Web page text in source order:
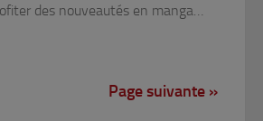
des nouveautés en manga…
Page suivante »